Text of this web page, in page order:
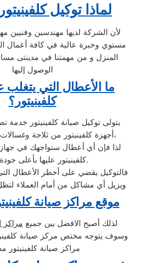
لماذا توكيل
لأن الشركة لديها مهندسين وفنيين
مستوي وخبرة عالية في كافة أعمال
المنزل و من مهمتنا في مدينتى
الوصول إليها
ما الأعطال التي يتغلب
كلفينيتور؟
يتولى توكيل صيانة كلفينيتور خدمة
أجهزة كلفينيتور من ثلاجة وغسالات وديب فريزرات،
لذا فإن أي أعطال ستواجهك في
كلفينيتور عليها بأعلى جودة ممكنة.
فالتوكيل يقضي على أخطر الأعطال
ويزيل أي مشاكل من أمام العملاء
موقع مراكز صيانة
لذلك أصبح الافضل بين جميع مراكز
وسوف يتوجه مختص مركز صيانة
مراكز صيانة كلفينيتور